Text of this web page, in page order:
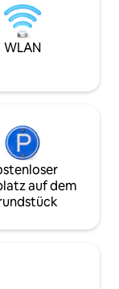
eingezäunt und
elektronisches Tor Es gibt Plätze
Haustiere.
WLAN
auf dem